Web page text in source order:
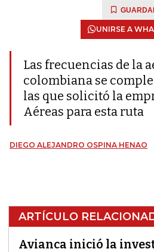
UNIRSE A
Las frecuencias de la
colombiana se
las que solicitó la
Aéreas para esta ruta
DIEGO ALEJANDRO OSPINA HENAO
ARTÍCULO
Avianca inició la